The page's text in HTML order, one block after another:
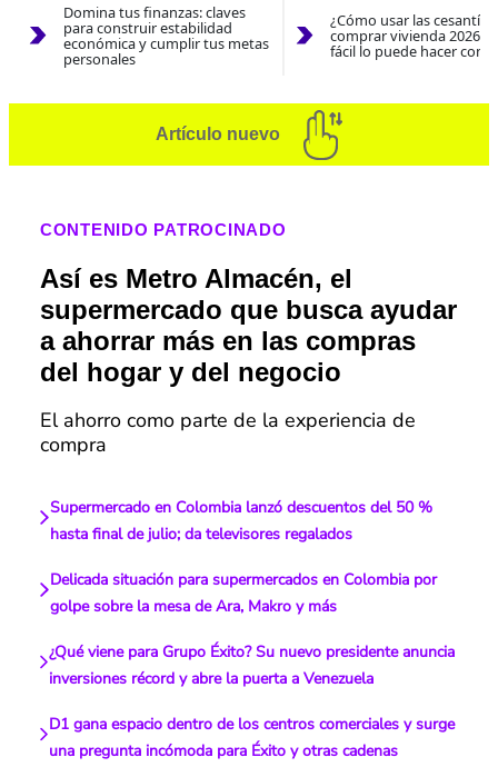
Domina tus finanzas: claves
para construir estabilidad
económica y cumplir tus metas
personales
¿Cómo usar las
comprar vivienda 2026?
fácil lo puede hacer con
Artículo nuevo
CONTENIDO PATROCINADO
Así es Metro Almacén, el
supermercado que busca ayudar
a ahorrar más en las compras
del hogar y del negocio
El ahorro como parte de la experiencia de
compra
Supermercado en Colombia lanzó descuentos del 50 %
hasta final de julio; da televisores regalados
Delicada situación para supermercados en Colombia por
golpe sobre la mesa de Ara, Makro y más
¿Qué viene para Grupo Éxito? Su nuevo presidente anuncia
inversiones récord y abre la puerta a Venezuela
D1 gana espacio dentro de los centros comerciales y surge
una pregunta incómoda para Éxito y otras cadenas